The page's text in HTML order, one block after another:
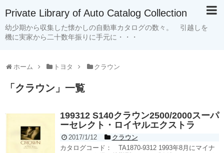
Private Library of Auto Catalog Collection
幼少期から収集した懐かしの自動車カタログの数々。 引越しを
機に実家から二十数年振りに手元に・・・
ホーム トヨタ クラウン
「 クラウン 」 一覧
199312 S140クラウン2500/2000スーパ
ーセレクト・ロイヤルエクストラ
2017/1/12
クラウン
カタログコード： TA1870-9312 1993年8月にマイナ